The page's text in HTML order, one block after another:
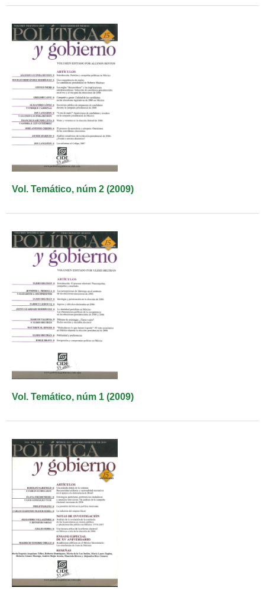
Vol. Temático, núm 2 (2009)
Vol. Temático, núm 1 (2009)